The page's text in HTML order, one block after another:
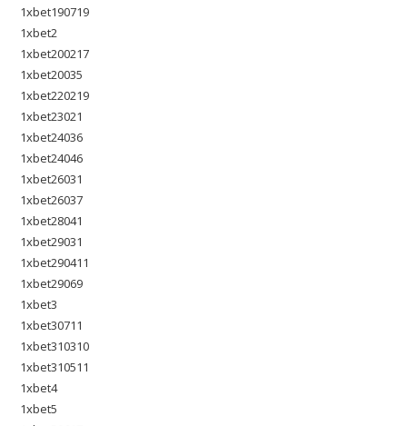
1xbet190719
1xbet2
1xbet200217
1xbet20035
1xbet220219
1xbet23021
1xbet24036
1xbet24046
1xbet26031
1xbet26037
1xbet28041
1xbet29031
1xbet290411
1xbet29069
1xbet3
1xbet30711
1xbet310310
1xbet310511
1xbet4
1xbet5